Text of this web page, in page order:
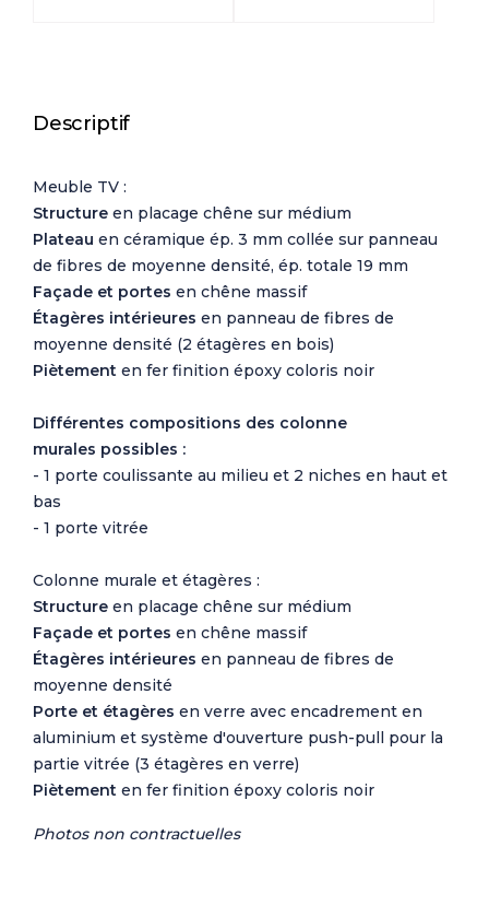
Descriptif
Meuble TV :
Structure en placage chêne sur médium
Plateau en céramique ép. 3 mm collée sur panneau
de fibres de moyenne densité, ép. totale 19 mm
Façade et portes en chêne massif
Étagères intérieures en panneau de fibres de
moyenne densité (2 étagères en bois)
Piètement en fer finition époxy coloris noir
Différentes compositions des colonne
murales possibles :
- 1 porte coulissante au milieu et 2 niches en haut et
bas
- 1 porte vitrée
Colonne murale et étagères :
Structure en placage chêne sur médium
Façade et portes en chêne massif
Étagères intérieures en panneau de fibres de
moyenne densité
Porte et étagères en verre avec encadrement en
aluminium et système d'ouverture push-pull pour la
partie vitrée (3 étagères en verre)
Piètement en fer finition époxy coloris noir
Photos non contractuelles